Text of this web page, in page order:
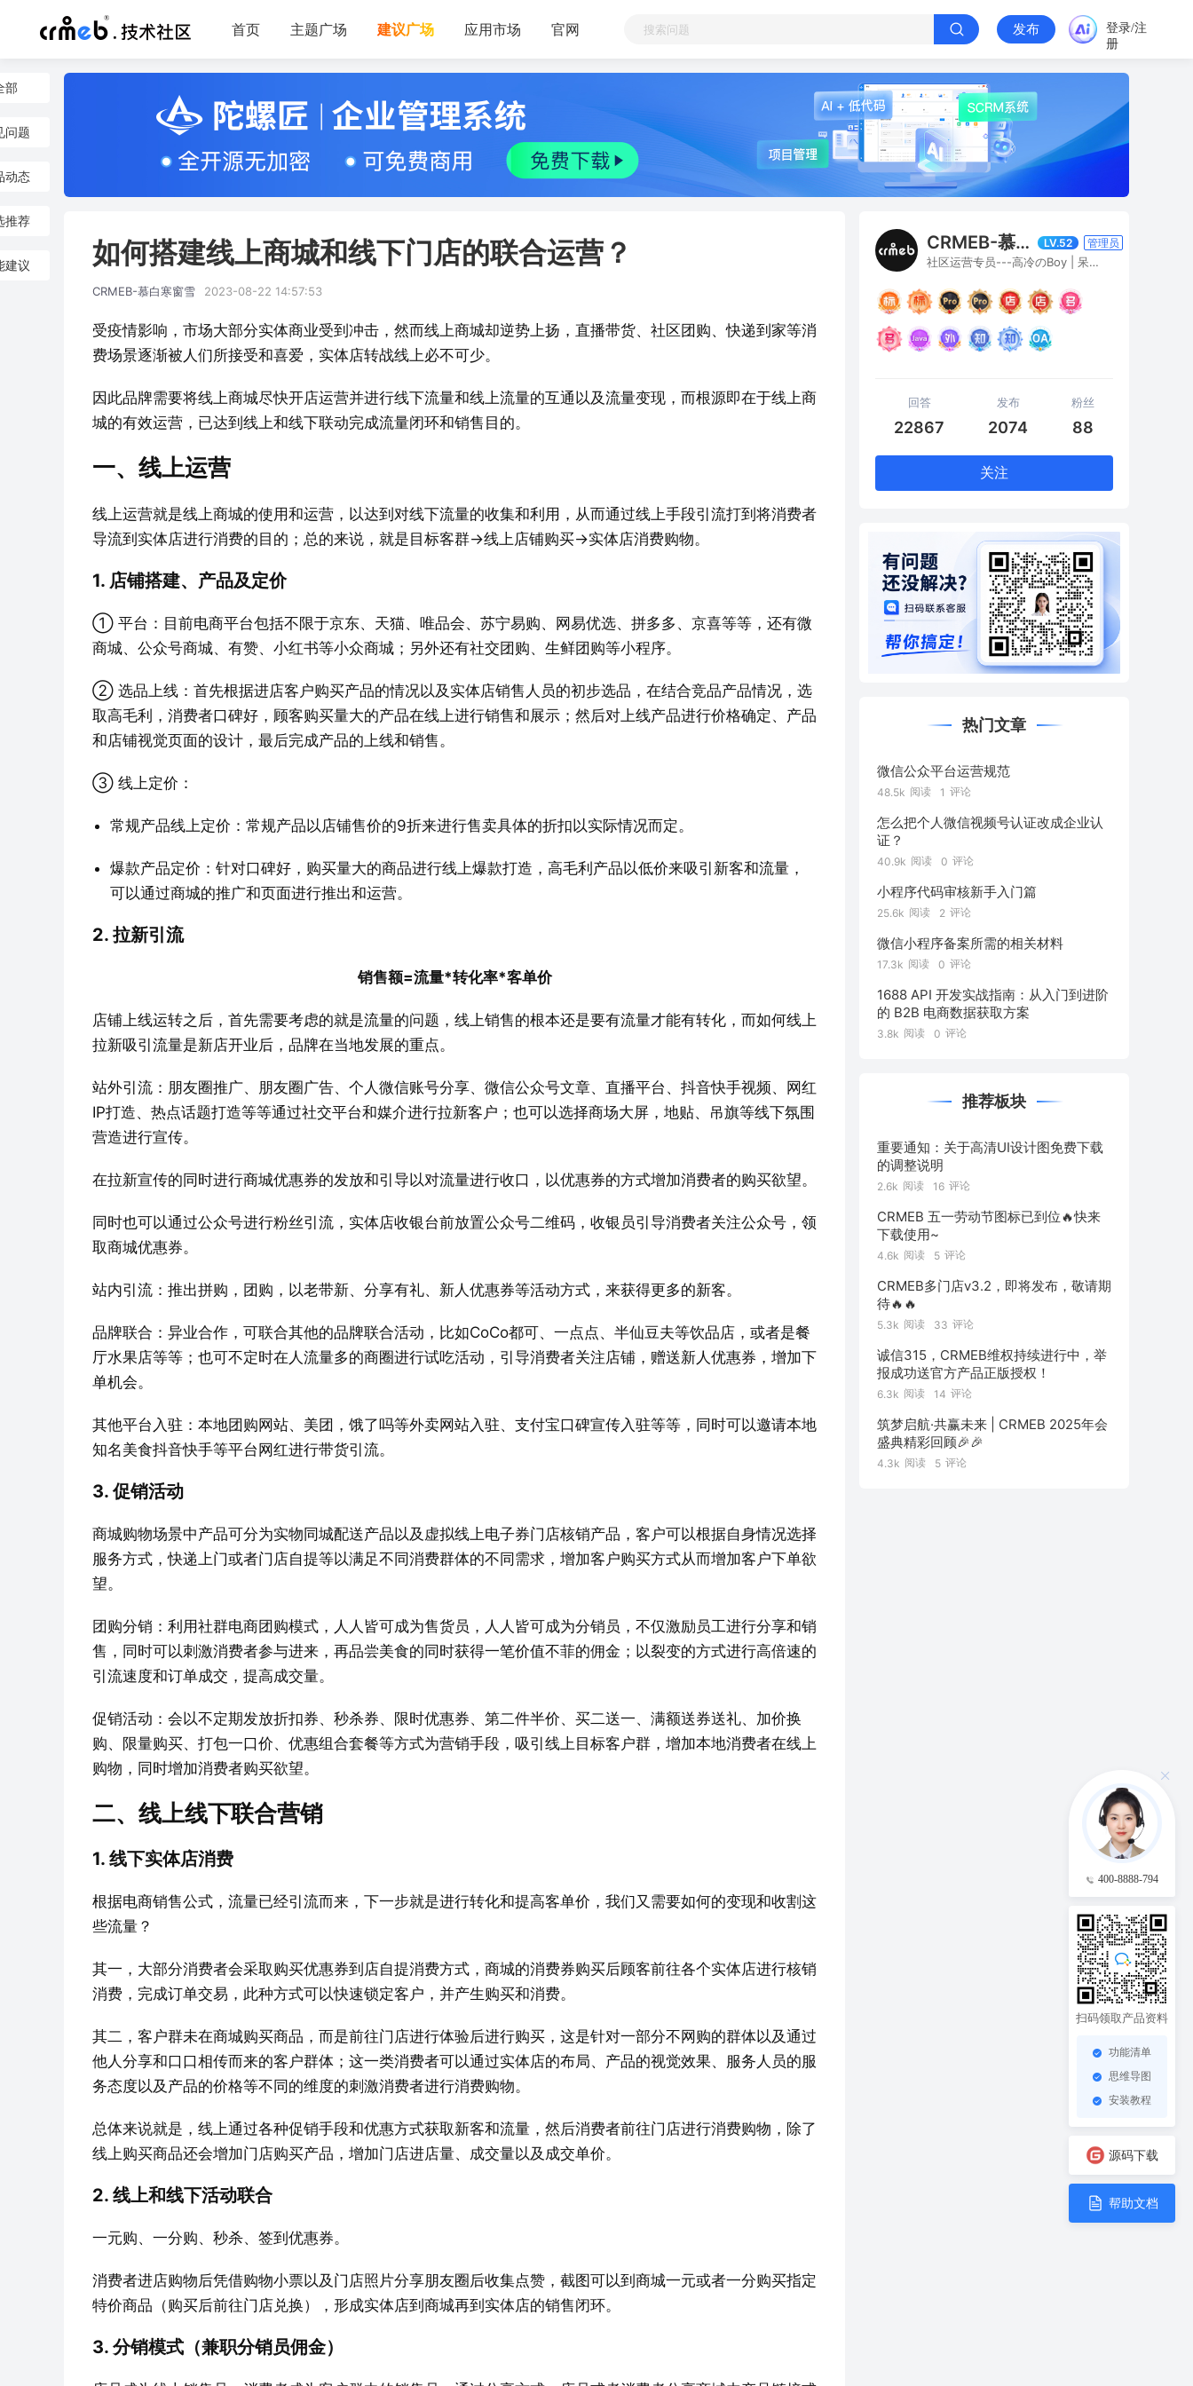
首页 主题广场 建议广场 应用市场 官网 发布
登录/注
册
部
问题
动态
推荐
建议 如何搭建线上商城和线下门店的联合运营？
CRMEB-慕白寒窗雪 2023-08-22 14:57:53
受疫情影响，市场大部分实体商业受到冲击，然而线上商城却逆势上扬，直播带货、社区团购、快递到家等消
费场景逐渐被人们所接受和喜爱，实体店转战线上必不可少。
因此品牌需要将线上商城尽快开店运营并进行线下流量和线上流量的互通以及流量变现，而根源即在于线上商
城的有效运营，已达到线上和线下联动完成流量闭环和销售目的。
一、线上运营
线上运营就是线上商城的使用和运营，以达到对线下流量的收集和利用，从而通过线上手段引流打到将消费者
导流到实体店进行消费的目的；总的来说，就是目标客群→线上店铺购买→实体店消费购物。
1. 店铺搭建、产品及定价
① 平台：目前电商平台包括不限于京东、天猫、唯品会、苏宁易购、网易优选、拼多多、京喜等等，还有微
商城、公众号商城、有赞、小红书等小众商城；另外还有社交团购、生鲜团购等小程序。
② 选品上线：首先根据进店客户购买产品的情况以及实体店销售人员的初步选品，在结合竞品产品情况，选
取高毛利，消费者口碑好，顾客购买量大的产品在线上进行销售和展示；然后对上线产品进行价格确定、产品
和店铺视觉页面的设计，最后完成产品的上线和销售。
③ 线上定价：
常规产品线上定价：常规产品以店铺售价的9折来进行售卖具体的折扣以实际情况而定。
爆款产品定价：针对口碑好，购买量大的商品进行线上爆款打造，高毛利产品以低价来吸引新客和流量，
可以通过商城的推广和页面进行推出和运营。
2. 拉新引流
销售额=流量*转化率*客单价
店铺上线运转之后，首先需要考虑的就是流量的问题，线上销售的根本还是要有流量才能有转化，而如何线上
拉新吸引流量是新店开业后，品牌在当地发展的重点。
站外引流：朋友圈推广、朋友圈广告、个人微信账号分享、微信公众号文章、直播平台、抖音快手视频、网红
IP打造、热点话题打造等等通过社交平台和媒介进行拉新客户；也可以选择商场大屏，地贴、吊旗等线下氛围
营造进行宣传。
在拉新宣传的同时进行商城优惠券的发放和引导以对流量进行收口，以优惠券的方式增加消费者的购买欲望。
同时也可以通过公众号进行粉丝引流，实体店收银台前放置公众号二维码，收银员引导消费者关注公众号，领
取商城优惠券。
站内引流：推出拼购，团购，以老带新、分享有礼、新人优惠券等活动方式，来获得更多的新客。
品牌联合：异业合作，可联合其他的品牌联合活动，比如CoCo都可、一点点、半仙豆夫等饮品店，或者是餐
厅水果店等等；也可不定时在人流量多的商圈进行试吃活动，引导消费者关注店铺，赠送新人优惠券，增加下
单机会。
其他平台入驻：本地团购网站、美团，饿了吗等外卖网站入驻、支付宝口碑宣传入驻等等，同时可以邀请本地
知名美食抖音快手等平台网红进行带货引流。
3. 促销活动
商城购物场景中产品可分为实物同城配送产品以及虚拟线上电子券门店核销产品，客户可以根据自身情况选择
服务方式，快递上门或者门店自提等以满足不同消费群体的不同需求，增加客户购买方式从而增加客户下单欲
望。
团购分销：利用社群电商团购模式，人人皆可成为售货员，人人皆可成为分销员，不仅激励员工进行分享和销
售，同时可以刺激消费者参与进来，再品尝美食的同时获得一笔价值不菲的佣金；以裂变的方式进行高倍速的
引流速度和订单成交，提高成交量。
促销活动：会以不定期发放折扣券、秒杀券、限时优惠券、第二件半价、买二送一、满额送券送礼、加价换
购、限量购买、打包一口价、优惠组合套餐等方式为营销手段，吸引线上目标客户群，增加本地消费者在线上
购物，同时增加消费者购买欲望。
二、线上线下联合营销
1. 线下实体店消费
根据电商销售公式，流量已经引流而来，下一步就是进行转化和提高客单价，我们又需要如何的变现和收割这
些流量？
其一，大部分消费者会采取购买优惠券到店自提消费方式，商城的消费券购买后顾客前往各个实体店进行核销
消费，完成订单交易，此种方式可以快速锁定客户，并产生购买和消费。
其二，客户群未在商城购买商品，而是前往门店进行体验后进行购买，这是针对一部分不网购的群体以及通过
他人分享和口口相传而来的客户群体；这一类消费者可以通过实体店的布局、产品的视觉效果、服务人员的服
务态度以及产品的价格等不同的维度的刺激消费者进行消费购物。
总体来说就是，线上通过各种促销手段和优惠方式获取新客和流量，然后消费者前往门店进行消费购物，除了
线上购买商品还会增加门店购买产品，增加门店进店量、成交量以及成交单价。
2. 线上和线下活动联合
一元购、一分购、秒杀、签到优惠券。
消费者进店购物后凭借购物小票以及门店照片分享朋友圈后收集点赞，截图可以到商城一元或者一分购买指定
特价商品（购买后前往门店兑换），形成实体店到商城再到实体店的销售闭环。
3. 分销模式（兼职分销员佣金）
CRMEB-慕白寒窗雪 LV.52 管理员
社区运营专员---高冷のBoy | 呆萌のGirl
回答
22867
发布
2074
粉丝
88
关注
热门文章
微信公众平台运营规范
48.5k 阅读 1 评论
怎么把个人微信视频号认证改成企业认
证？
40.9k 阅读 0 评论
小程序代码审核新手入门篇
25.6k 阅读 2 评论
微信小程序备案所需的相关材料
17.3k 阅读 0 评论
1688 API 开发实战指南：从入门到进阶
的 B2B 电商数据获取方案
3.8k 阅读 0 评论
推荐板块
重要通知：关于高清UI设计图免费下载
的调整说明
2.6k 阅读 16 评论
CRMEB 五一劳动节图标已到位🔥快来
下载使用~
4.6k 阅读 5 评论
CRMEB多门店v3.2，即将发布，敬请期
待🔥🔥
5.3k 阅读 33 评论
诚信315，CRMEB维权持续进行中，举
报成功送官方产品正版授权！
6.3k 阅读 14 评论
筑梦启航·共赢未来 | CRMEB 2025年会
盛典精彩回顾🎉🎉
4.3k 阅读 5 评论
400-8888-794
扫码领取产品资料
功能清单
思维导图
安装教程
源码下载
帮助文档